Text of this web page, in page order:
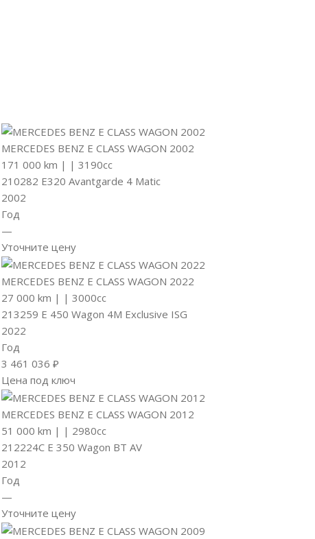
MERCEDES BENZ E CLASS WAGON 2002
171 000 km | | 3190cc
210282 E320 Avantgarde 4 Matic
2002
Год
—
Уточните цену
MERCEDES BENZ E CLASS WAGON 2022
27 000 km | | 3000cc
213259 E 450 Wagon 4M Exclusive ISG
2022
Год
3 461 036 ₽
Цена под ключ
MERCEDES BENZ E CLASS WAGON 2012
51 000 km | | 2980cc
212224C E 350 Wagon BT AV
2012
Год
—
Уточните цену